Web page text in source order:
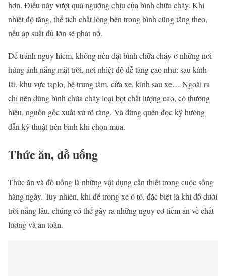
hơn. Điều này vượt quá ngưỡng chịu của bình chữa cháy. Khi
nhiệt độ tăng, thể tích chất lỏng bên trong bình cũng tăng theo,
nếu áp suất đủ lớn sẽ phát nổ.
Để tránh nguy hiểm, không nên đặt bình chữa cháy ở những nơi
hứng ánh nắng mặt trời, nơi nhiệt độ dễ tăng cao như: sau kính
lái, khu vực taplo, bệ trung tâm, cửa xe, kính sau xe… Ngoài ra
chỉ nên dùng bình chữa cháy loại bọt chất lượng cao, có thương
hiệu, nguồn gốc xuất xứ rõ ràng. Và đừng quên đọc kỹ hướng
dẫn kỹ thuật trên bình khi chọn mua.
Thức ăn, đồ uống
Thức ăn và đồ uống là những vật dụng cần thiết trong cuộc sống
hàng ngày. Tuy nhiên, khi để trong xe ô tô, đặc biệt là khi đỗ dưới
trời nắng lâu, chúng có thể gây ra những nguy cơ tiềm ẩn về chất
lượng và an toàn.